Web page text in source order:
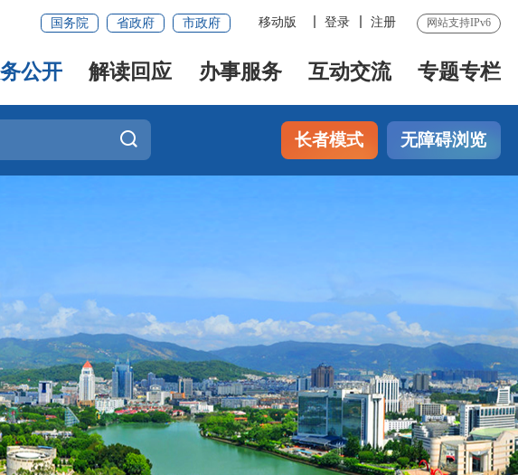
国务院 省政府 市政府 移动版 登录 注册 网站支持IPv6
公开 解读回应 办事服务 互动交流 专题专栏
长者模式 无障碍浏览